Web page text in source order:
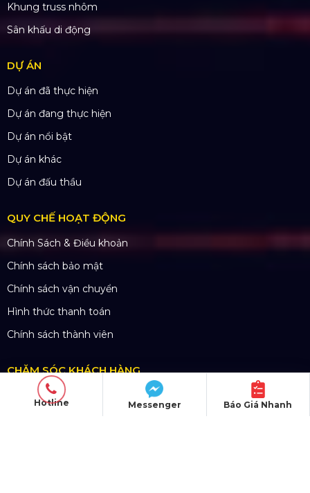
Khung truss nhôm
Sân khấu di động
DỰ ÁN
Dự án đã thực hiện
Dự án đang thực hiện
Dự án nổi bật
Dự án khác
Dự án đấu thầu
QUY CHẾ HOẠT ĐỘNG
Chính Sách & Điều khoản
Chính sách bảo mật
Chính sách vận chuyển
Hình thức thanh toán
Chính sách thành viên
CHĂM SÓC KHÁCH HÀNG
Quy định bảo hành
Chính sách bán hàng
Hotline Báo Giá Nhanh
Messenger